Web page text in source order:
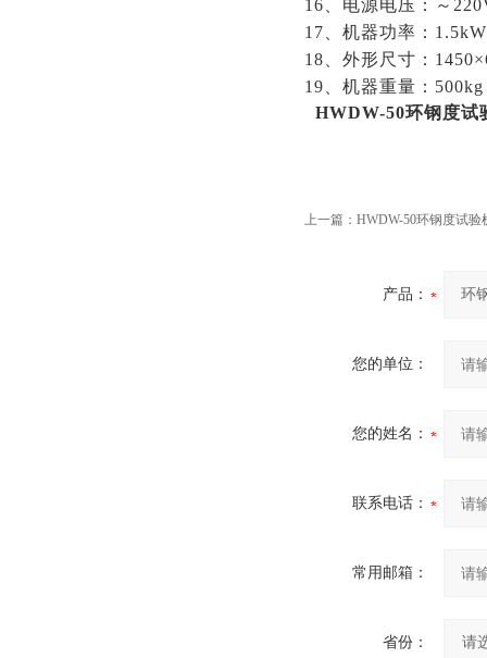
16、电源电压：～
17、机器功率：1.5kW
18、外形尺寸：
19、机器重量：500kg
HWDW-50环钢度试
上一篇： HWDW-50环钢度试
产品：
您的单位：
您的姓名：
联系电话：
常用邮箱：
省份：